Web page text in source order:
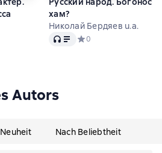
основе 3 оценок
хам?
Николай Бердяев u.a.
Audio Средний рейтинг 0 на
0
Autors
Nach Beliebtheit